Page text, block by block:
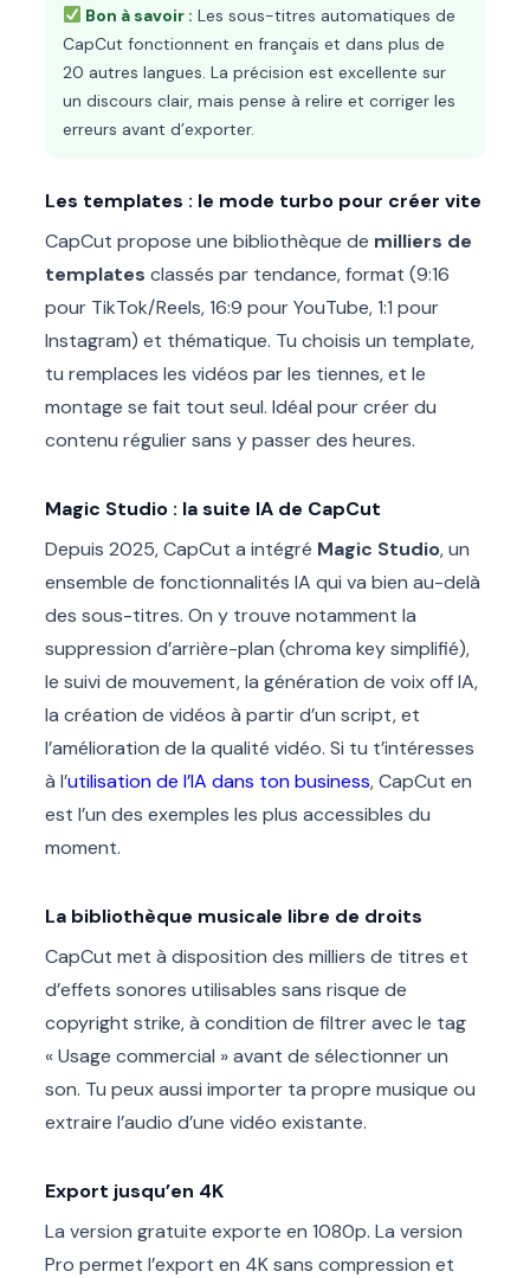
Bon à savoir : Les sous-titres automatiques de
CapCut fonctionnent en français et dans plus de
20 autres langues. La précision est excellente sur
un discours clair, mais pense à relire et corriger les
erreurs avant d’exporter.
Les templates : le mode turbo pour créer vite
CapCut propose une bibliothèque de milliers de
templates classés par tendance, format (9:16
pour TikTok/Reels, 16:9 pour YouTube, 1:1 pour
Instagram) et thématique. Tu choisis un template,
tu remplaces les vidéos par les tiennes, et le
montage se fait tout seul. Idéal pour créer du
contenu régulier sans y passer des heures.
Magic Studio : la suite IA de CapCut
Depuis 2025, CapCut a intégré Magic Studio, un
ensemble de fonctionnalités IA qui va bien au-delà
des sous-titres. On y trouve notamment la
suppression d’arrière-plan (chroma key simplifié),
le suivi de mouvement, la génération de voix off IA,
la création de vidéos à partir d’un script, et
l’amélioration de la qualité vidéo. Si tu t’intéresses
à l’utilisation de l’IA dans ton business, CapCut en
est l’un des exemples les plus accessibles du
moment.
La bibliothèque musicale libre de droits
CapCut met à disposition des milliers de titres et
d’effets sonores utilisables sans risque de
copyright strike, à condition de filtrer avec le tag
« Usage commercial » avant de sélectionner un
son. Tu peux aussi importer ta propre musique ou
extraire l’audio d’une vidéo existante.
Export jusqu’en 4K
La version gratuite exporte en 1080p. La version
Pro permet l’export en 4K sans compression et